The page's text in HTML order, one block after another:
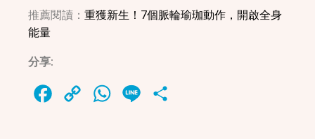
推薦閱讀：重獲新生！7個脈輪瑜珈動作，開啟全身
能量
分享:
Facebook
Copy
WhatsApp
Line